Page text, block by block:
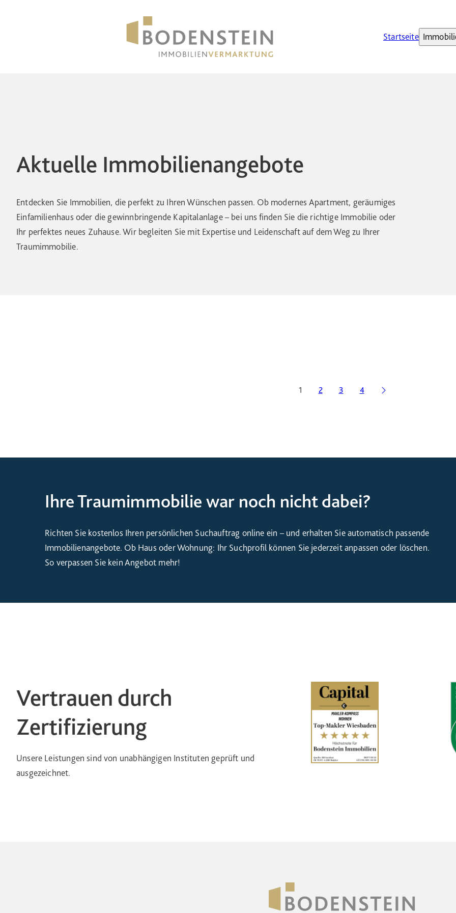
Startseite
Aktuelle Immobilienangebote
Entdecken Sie Immobilien, die perfekt zu Ihren Wünschen passen. Ob modernes Apartment, geräumiges
Einfamilienhaus oder die gewinnbringende Kapitalanlage – bei uns finden Sie die richtige Immobilie oder
Ihr perfektes neues Zuhause. Wir begleiten Sie mit Expertise und Leidenschaft auf dem Weg zu Ihrer
Traumimmobilie.
1 2 3 4
Ihre Traumimmobilie war noch nicht dabei?
Richten Sie kostenlos Ihren persönlichen Suchauftrag online ein – und erhalten Sie automatisch passende
Immobilienangebote. Ob Haus oder Wohnung: Ihr Suchprofil können Sie jederzeit anpassen oder löschen.
So verpassen Sie kein Angebot mehr!
Vertrauen durch
Zertifizierung
Unsere Leistungen sind von unabhängigen Instituten geprüft und
ausgezeichnet.